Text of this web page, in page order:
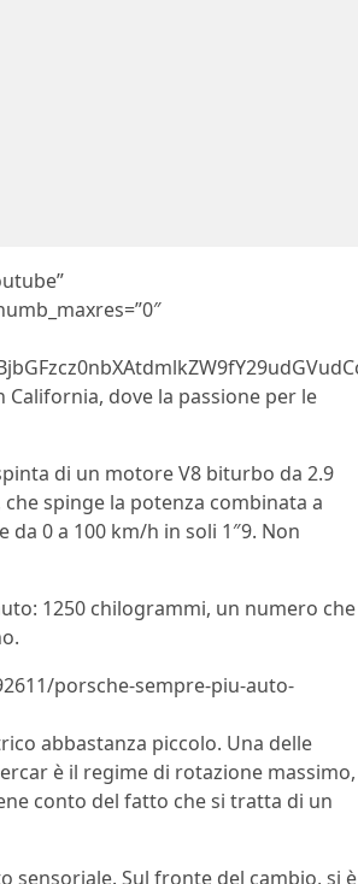
dove la passione per le
di un motore V8 biturbo da 2.9
spinge la potenza combinata a
da 0 a 100 km/h in soli 1″9. Non
1250 chilogrammi, un numero che
porsche-sempre-piu-auto-
abbastanza piccolo. Una delle
è il regime di rotazione massimo,
conto del fatto che si tratta di un
sensoriale. Sul fronte del cambio, si è